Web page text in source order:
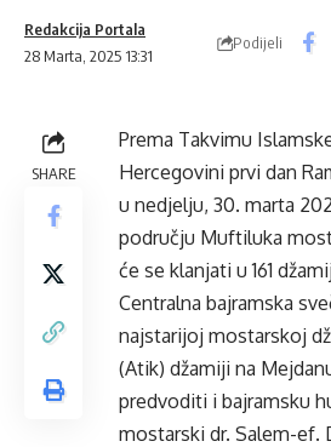
28 Marta, 2025 13:31
Redakcija Portala
Podijeli
SHARE
Prema Takvimu
Hercegovini prvi dan
u nedjelju, 30. marta
području Muftiluka
će se klanjati u 161
Centralna bajramska
najstarijoj mostarskoj
(Atik) džamiji na
predvoditi i bajramsku
mostarski dr. Salem-ef.